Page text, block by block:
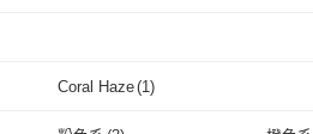
Coral Haze(1)